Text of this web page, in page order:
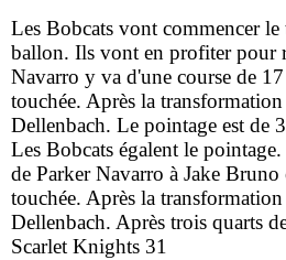
Les Bobcats vont commencer
ballon. Ils vont en profiter pour
Navarro y va d'une course de
touchée. Après la
Dellenbach. Le pointage est de
Les Bobcats égalent le
de Parker Navarro à Jake
touchée. Après la
Dellenbach. Après trois quarts
Scarlet Knights 31